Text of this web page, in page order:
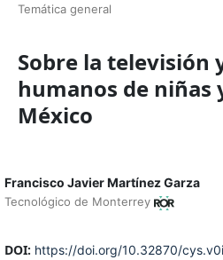
Temática general
Sobre la televisión
humanos de niñas
México
Francisco Javier Martínez Garza
Tecnológico de Monterrey
DOI: https://doi.org/10.32870/